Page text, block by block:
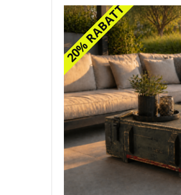
20% RABATT
20% RABATT